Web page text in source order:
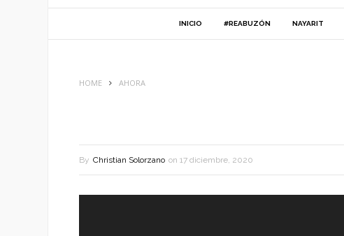
INICIO #REABUZÓN NAYARIT
HOME AHORA
By Christian Solorzano on 17 diciembre, 2020